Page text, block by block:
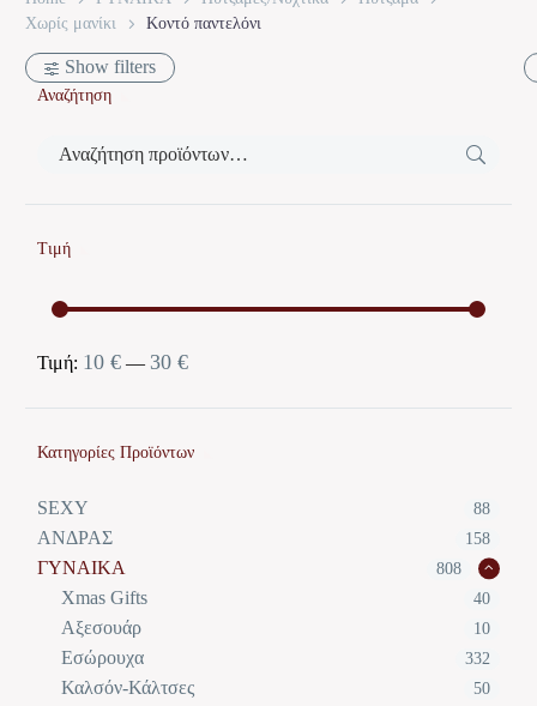
Χωρίς μανίκι
Κοντό παντελόνι
Show filters
Αναζήτηση
Τιμή
Ελάχιστη
Μέγιστη
Τιμή: 10 € — 30 €
Κατηγορίες Προϊόντων
SEXY 88
ΑΝΔΡΑΣ 158
ΓΥΝΑΙΚΑ 808
Xmas Gifts 40
Αξεσουάρ 10
Εσώρουχα 332
Καλσόν-Κάλτσες 50